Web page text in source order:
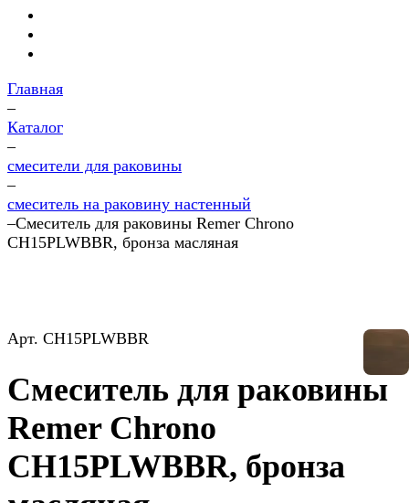
Главная
–
Каталог
–
смесители для раковины
–
смеситель на раковину настенный
–Смеситель для раковины Remer Chrono
CH15PLWBBR, бронза масляная
Арт. CH15PLWBBR
Смеситель для раковины
Remer Chrono
CH15PLWBBR, бронза